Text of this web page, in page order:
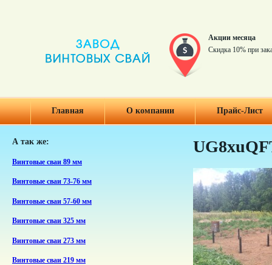
Акции месяца
Скидка 10% при
Главная О компании Прайс-Лист
А так же:
Винтовые сваи 89 мм
Винтовые сваи 73-76 мм
Винтовые сваи 57-60 мм
Винтовые сваи 325 мм
Винтовые сваи 273 мм
Винтовые сваи 219 мм